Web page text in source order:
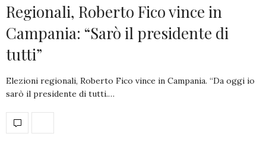
Regionali, Roberto Fico vince in
Campania: “Sarò il presidente di
tutti”
Elezioni regionali, Roberto Fico vince in Campania. “Da oggi io
sarò il presidente di tutti.…